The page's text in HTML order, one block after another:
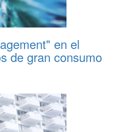
en el
de gran consumo